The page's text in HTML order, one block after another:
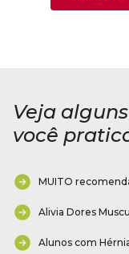
Veja
você
MUITO
Alivia Dores
Alunos com